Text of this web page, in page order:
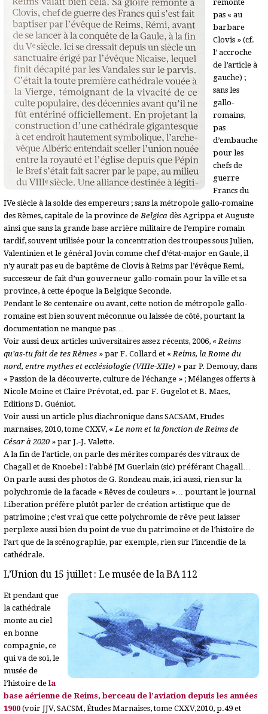
remonte
pas « au
barbare
Clovis » (cf.
l’ accroche
de l’article à
gauche) ;
sans les
gallo-
romains,
pas
d’embauche
pour les
chefs de
guerre
Francs du
IVe siècle à la solde des empereurs ; sans la métropole gallo-romaine
des Rèmes, capitale de la province de Belgica dès Agrippa et Auguste
ainsi que sans la grande base arrière militaire de l’empire romain
tardif, souvent utilisée pour la concentration des troupes sous Julien,
Valentinien et le général Jovin comme chef d’état-major en Gaule, il
n’y aurait pas eu de baptême de Clovis à Reims par l’évêque Remi,
successeur de fait d’un gouverneur gallo-romain pour la ville et sa
province, à cette époque la Belgique Seconde.
Pendant le 8e centenaire ou avant, cette notion de métropole gallo-
romaine est bien souvent méconnue ou laissée de côté, pourtant la
documentation ne manque pas…
Voir aussi deux articles universitaires assez récents, 2006, « Reims
qu’as-tu fait de tes Rèmes » par F. Collard et « Reims, la Rome du
nord, entre mythes et ecclésiologie (VIIIe-XIIe) » par P. Demouy, dans
« Passion de la découverte, culture de l’échange » ; Mélanges offerts à
Nicole Moine et Claire Prévotat, ed. par F. Gugelot et B. Maes,
Editions D. Guéniot.
Voir aussi un article plus diachronique dans SACSAM, Etudes
marnaises, 2010, tome CXXV, « Le nom et la fonction de Reims de
César à 2020 » par J.-J. Valette.
A la fin de l’article, on parle des mérites comparés des vitraux de
Chagall et de Knoebel : l’abbé JM Guerlain (sic) préférant Chagall…
On parle aussi des photos de G. Rondeau mais, ici aussi, rien sur la
polychromie de la facade « Rêves de couleurs »… pourtant le journal
Liberation préfère plutôt parler de création artistique que de
patrimoine ; c’est vrai que cette polychromie de rêve peut laisser
perplexe aussi bien du point de vue du patrimoine et de l’histoire de
l’art que de la scénographie, par exemple, rien sur l’incendie de la
cathédrale.
L’Union du 15 juillet : Le musée de la BA 112
Et pendant que
la cathédrale
monte au ciel
en bonne
compagnie, ce
qui va de soi, le
musée de
l’histoire dela
base aérienne de Reims, berceau de l’aviation depuis les années
1900 (voir JJV, SACSM, Études Marnaises, tome CXXV,2010, p.49 et